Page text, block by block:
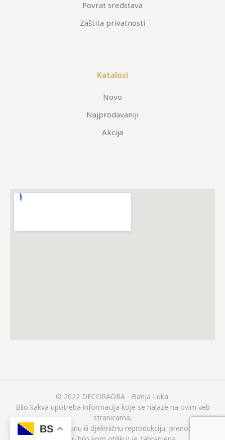
Povrat sredstava
Zaštita privatnosti
Katalozi
Novo
Najprodavaniji
Akcija
© 2022 DECORAORA - Banja Luka.
Bilo kakva upotreba informacija koje se nalaze na ovim veb
stranicama,
(uključujući i potpunu ili djelimičnu reprodukciju, prenošenje ili
BS